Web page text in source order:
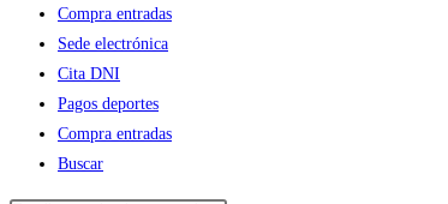
Compra entradas
Sede electrónica
Cita DNI
Pagos deportes
Compra entradas
Buscar